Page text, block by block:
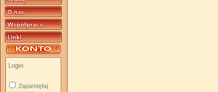
Zapamiętaj